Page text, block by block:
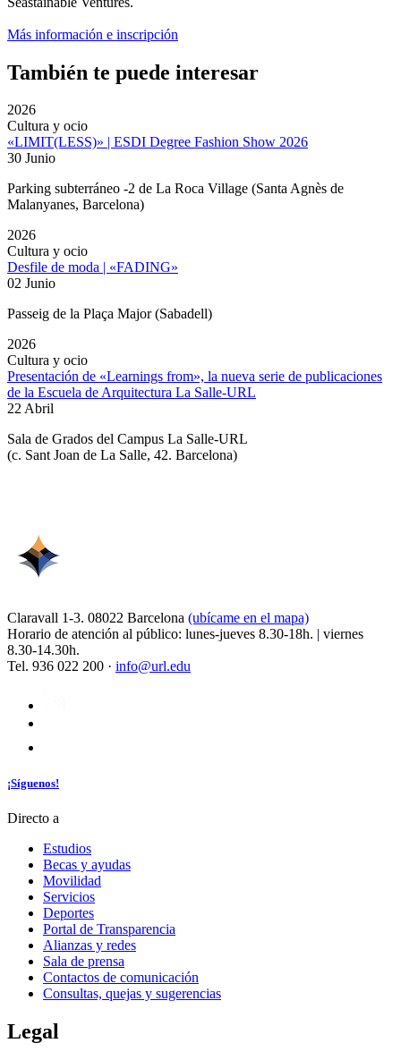
Más información e inscripción
También te puede interesar
2026
Cultura y ocio
«LIMIT(LESS)» | ESDI Degree Fashion Show 2026
30 Junio
Parking subterráneo -2 de La Roca Village (Santa Agnès de
Malanyanes, Barcelona)
2026
Cultura y ocio
Desfile de moda | «FADING»
02 Junio
Passeig de la Plaça Major (Sabadell)
2026
Cultura y ocio
Presentación de «Learnings from», la nueva serie de publicaciones
de la Escuela de Arquitectura La Salle-URL
22 Abril
Sala de Grados del Campus La Salle-URL
(c. Sant Joan de La Salle, 42. Barcelona)
Claravall 1-3. 08022 Barcelona (ubícame en el mapa)
Horario de atención al público: lunes-jueves 8.30-18h. | viernes
8.30-14.30h.
Tel. 936 022 200 · info@url.edu
¡Síguenos!
Directo a
Estudios
Becas y ayudas
Movilidad
Servicios
Deportes
Portal de Transparencia
Alianzas y redes
Sala de prensa
Contactos de comunicación
Consultas, quejas y sugerencias
Legal